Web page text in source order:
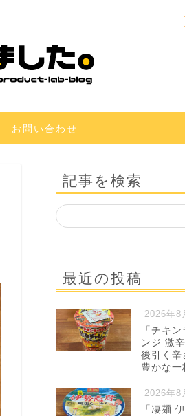
お問い合わせ
記事を検索
最近の投稿
2026年8
「チキ
ンジ 激
後引く辛
豊かな一
2026年8
「凄麺